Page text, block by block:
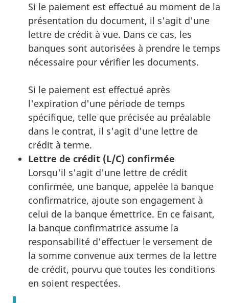
Si le paiement est effectué au moment de la
présentation du document, il s'agit d'une
lettre de crédit à vue. Dans ce cas, les
banques sont autorisées à prendre le temps
nécessaire pour vérifier les documents.
Si le paiement est effectué après
l'expiration d'une période de temps
spécifique, telle que précisée au préalable
dans le contrat, il s'agit d'une lettre de
crédit à terme.
Lettre de crédit (L/C) confirmée
Lorsqu'il s'agit d'une lettre de crédit
confirmée, une banque, appelée la banque
confirmatrice, ajoute son engagement à
celui de la banque émettrice. En ce faisant,
la banque confirmatrice assume la
responsabilité d'effectuer le versement de
la somme convenue aux termes de la lettre
de crédit, pourvu que toutes les conditions
en soient respectées.